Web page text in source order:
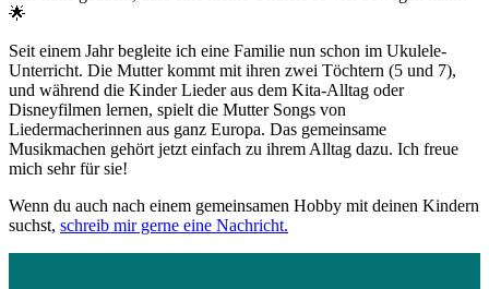
🌟
Seit einem Jahr begleite ich eine Familie nun schon im Ukulele-
Unterricht. Die Mutter kommt mit ihren zwei Töchtern (5 und 7),
und während die Kinder Lieder aus dem Kita-Alltag oder
Disneyfilmen lernen, spielt die Mutter Songs von
Liedermacherinnen aus ganz Europa. Das gemeinsame
Musikmachen gehört jetzt einfach zu ihrem Alltag dazu. Ich freue
mich sehr für sie!
Wenn du auch nach einem gemeinsamen Hobby mit deinen Kindern
suchst, schreib mir gerne eine Nachricht.